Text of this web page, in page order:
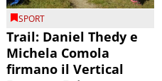
SPORT
Trail: Daniel Thedy e
Michela Comola
firmano il Vertical